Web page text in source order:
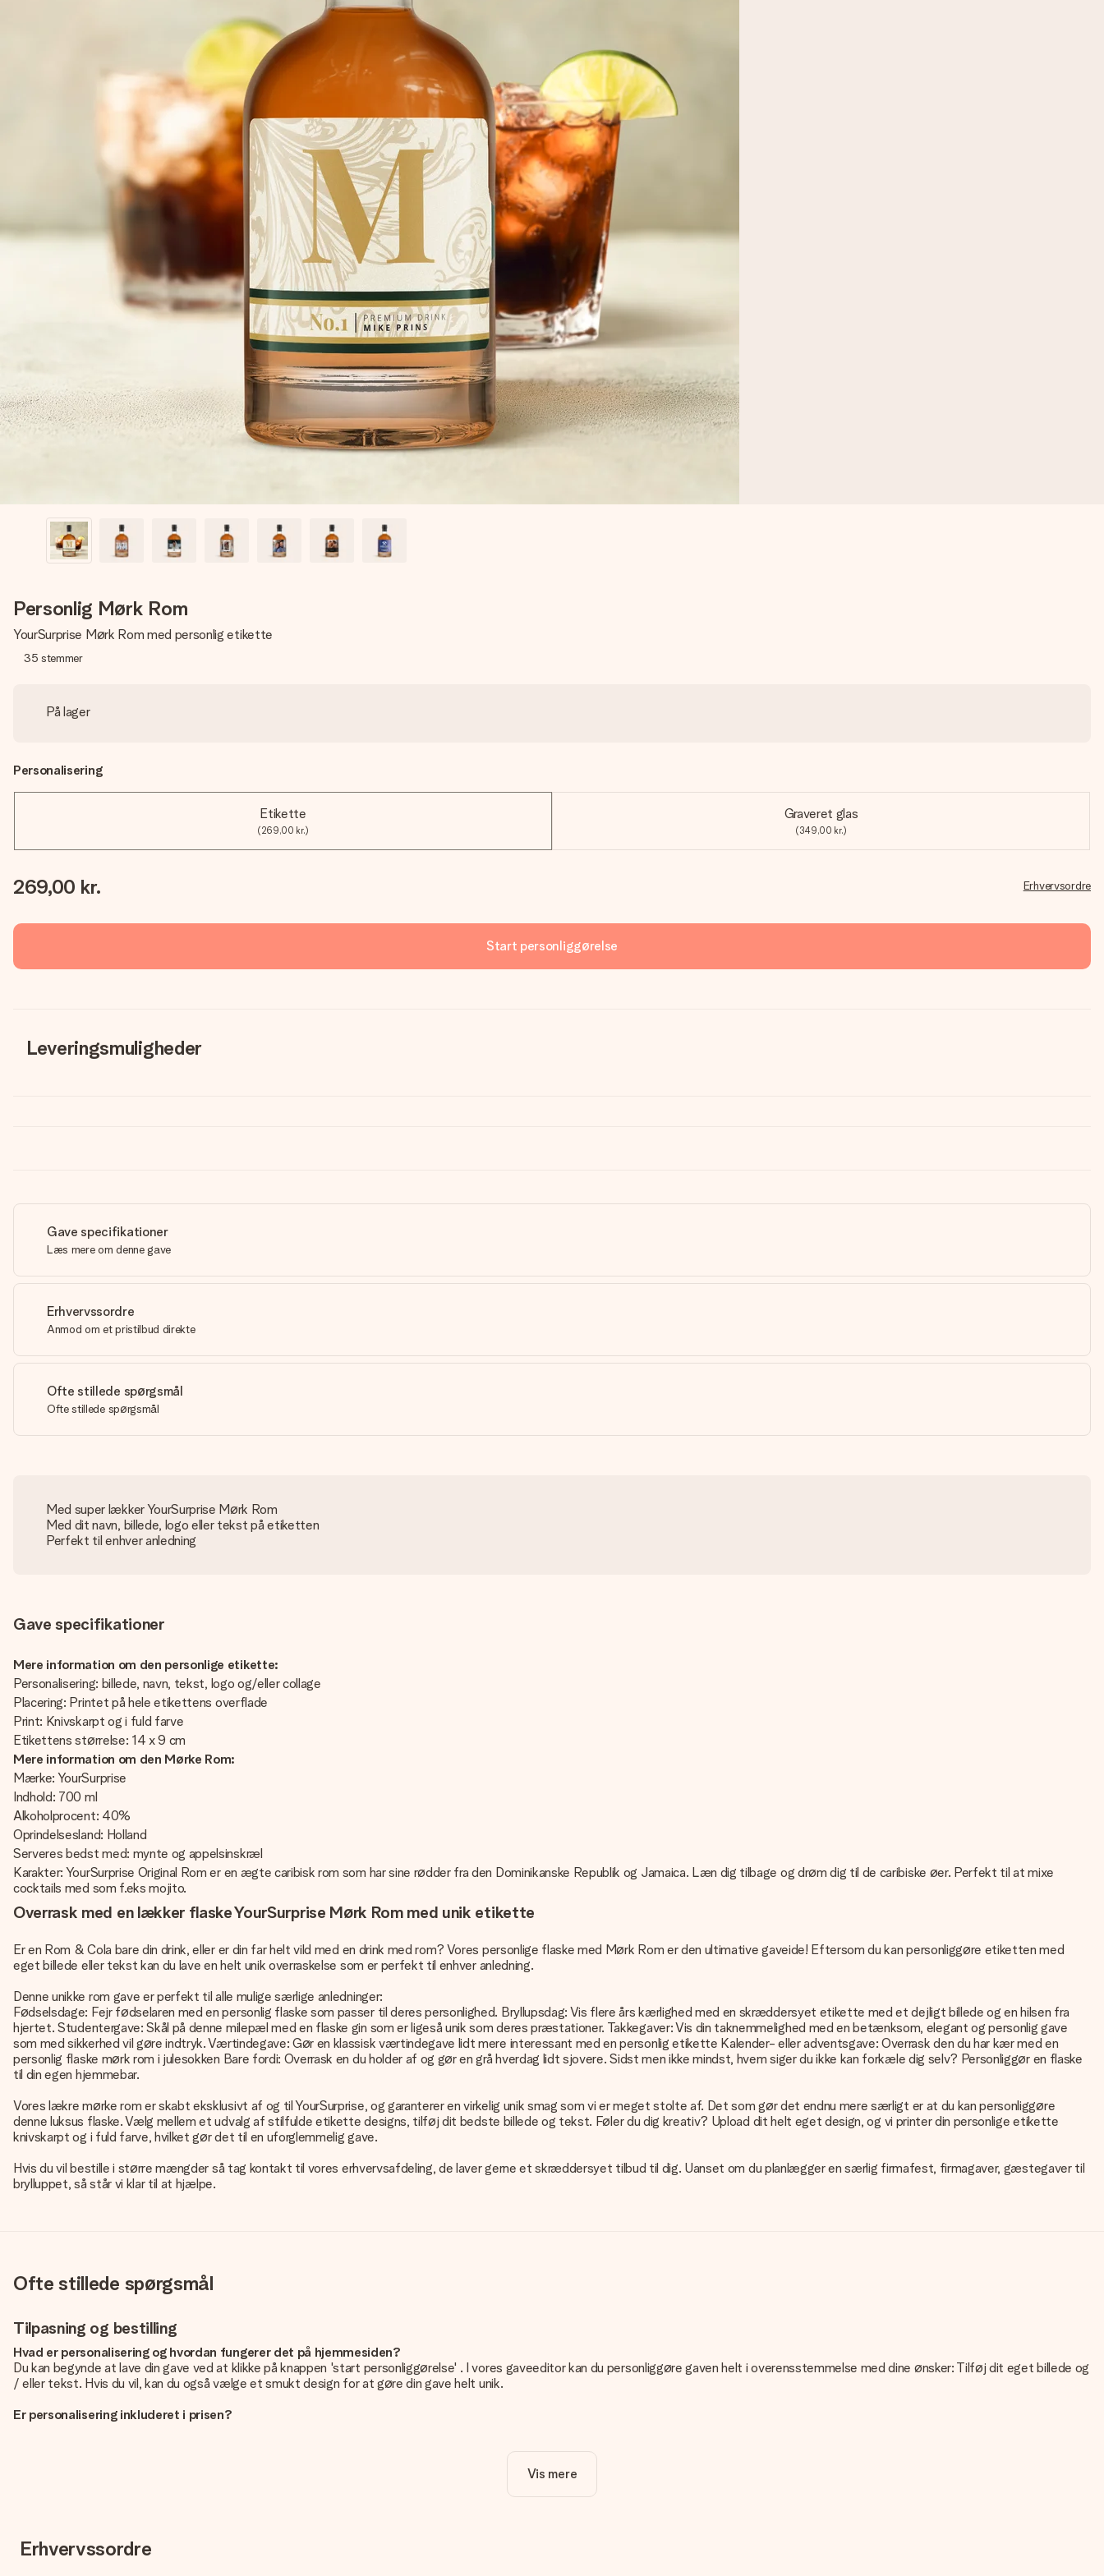
Personlig Mørk Rom
YourSurprise Mørk Rom med personlig etikette
35 stemmer
På lager
Personalisering
Etikette
(269,00 kr.)
Graveret glas
(349,00 kr.)
269,00 kr. Erhvervsordre
Start personliggørelse
Leveringsmuligheder
Gave specifikationer
Læs mere om denne gave
Erhvervssordre
Anmod om et pristilbud direkte
Ofte stillede spørgsmål
Ofte stillede spørgsmål
Med super lækker YourSurprise Mørk Rom
Med dit navn, billede, logo eller tekst på etiketten
Perfekt til enhver anledning
Gave specifikationer
Mere information om den personlige etikette:
Personalisering: billede, navn, tekst, logo og/eller collage
Placering: Printet på hele etikettens overflade
Print: Knivskarpt og i fuld farve
Etikettens størrelse: 14 x 9 cm
Mere information om den Mørke Rom:
Mærke: YourSurprise
Indhold: 700 ml
Alkoholprocent: 40%
Oprindelsesland: Holland
Serveres bedst med: mynte og appelsinskræl
Karakter: YourSurprise Original Rom er en ægte caribisk rom som har sine rødder fra den Dominikanske Republik og Jamaica. Læn dig tilbage og drøm dig til de caribiske øer. Perfekt til at mixe
cocktails med som f.eks mojito.
Overrask med en lækker flaske YourSurprise Mørk Rom med unik etikette
Er en Rom & Cola bare din drink, eller er din far helt vild med en drink med rom? Vores personlige flaske med Mørk Rom er den ultimative gaveide! Eftersom du kan personliggøre etiketten med
eget billede eller tekst kan du lave en helt unik overraskelse som er perfekt til enhver anledning.
Denne unikke rom gave er perfekt til alle mulige særlige anledninger:
Fødselsdage: Fejr fødselaren med en personlig flaske som passer til deres personlighed. Bryllupsdag: Vis flere års kærlighed med en skræddersyet etikette med et dejligt billede og en hilsen fra
hjertet. Studentergave: Skål på denne milepæl med en flaske gin som er ligeså unik som deres præstationer. Takkegaver: Vis din taknemmelighed med en betænksom, elegant og personlig gave
som med sikkerhed vil gøre indtryk. Værtindegave: Gør en klassisk værtindegave lidt mere interessant med en personlig etikette Kalender- eller adventsgave: Overrask den du har kær med en
personlig flaske mørk rom i julesokken Bare fordi: Overrask en du holder af og gør en grå hverdag lidt sjovere. Sidst men ikke mindst, hvem siger du ikke kan forkæle dig selv? Personliggør en flaske
til din egen hjemmebar.
Vores lækre mørke rom er skabt eksklusivt af og til YourSurprise, og garanterer en virkelig unik smag som vi er meget stolte af. Det som gør det endnu mere særligt er at du kan personliggøre
denne luksus flaske. Vælg mellem et udvalg af stilfulde etikette designs, tilføj dit bedste billede og tekst. Føler du dig kreativ? Upload dit helt eget design, og vi printer din personlige etikette
knivskarpt og i fuld farve, hvilket gør det til en uforglemmelig gave.
Hvis du vil bestille i større mængder så tag kontakt til vores erhvervsafdeling, de laver gerne et skræddersyet tilbud til dig. Uanset om du planlægger en særlig firmafest, firmagaver, gæstegaver til
brylluppet, så står vi klar til at hjælpe.
Ofte stillede spørgsmål
Tilpasning og bestilling
Hvad er personalisering og hvordan fungerer det på hjemmesiden?
Du kan begynde at lave din gave ved at klikke på knappen 'start personliggørelse' . I vores gaveeditor kan du personliggøre gaven helt i overensstemmelse med dine ønsker: Tilføj dit eget billede og
/ eller tekst. Hvis du vil, kan du også vælge et smukt design for at gøre din gave helt unik.
Er personalisering inkluderet i prisen?
Vi vil være sikre på, at du er helt tilfreds med din gave. Derfor er det vigtigt at bruge fotos af høj kvalitet. Hvis du er i tvivl om kvaliteten af dit billede, kan du kontakte vores kundeservice og
vedlægge dit foto sammen med den gave, du er interesseret i at bestille. Så kan de tjekke kvaliteten for dig!
Du kan bruge JPG- og PNG-filer til vores editor. Er dette for teknisk eller har du et billede af et andet format, du gerne vil bruge? Kontakt venligst vores kundeservice. De er glade for at hjælpe
dig, så du kan lave den gave du vil have!
Vis mere
Erhvervssordre